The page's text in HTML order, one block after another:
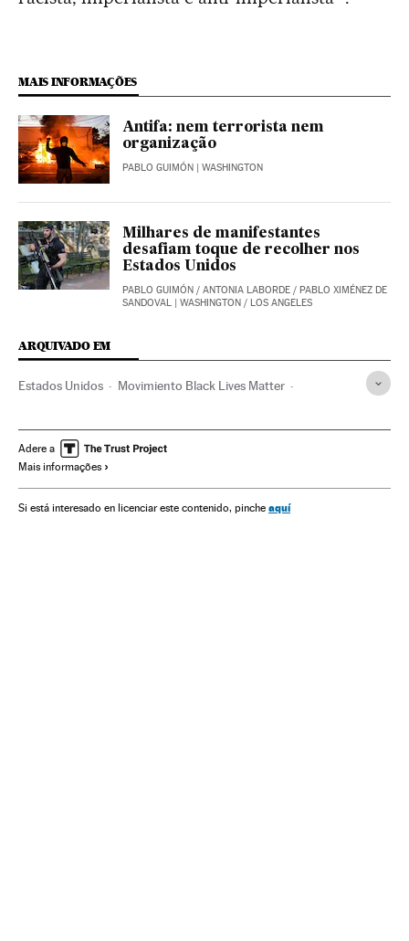
MAIS INFORMAÇÕES
Antifa: nem terrorista nem
organização
PABLO GUIMÓN | WASHINGTON
Milhares de manifestantes
desafiam toque de recolher nos
Estados Unidos
PABLO GUIMÓN / ANTONIA LABORDE / PABLO XIMÉNEZ DE
SANDOVAL | WASHINGTON / LOS ANGELES
ARQUIVADO EM
Estados Unidos Movimiento Black Lives Matter
Donald Trump Racismo
Adere a
Mais informações
Si está interesado en licenciar este contenido, pinche aquí